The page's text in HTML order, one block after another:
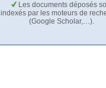
Les documents déposés
indexés par les moteurs de
(Google Scholar,…).